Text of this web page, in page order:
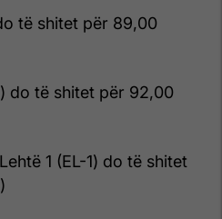
të shitet për 89,00
do të shitet për 92,00
1 (EL-1) do të shitet